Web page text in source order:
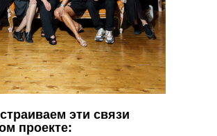
эти связи
проекте: